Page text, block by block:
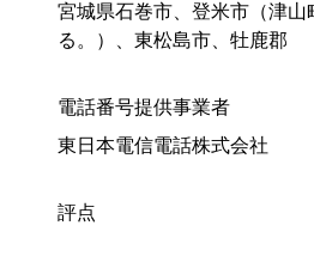
宮城県石巻市、登米市（津山
る。）、東松島市、牡鹿郡
電話番号提供事業者
東日本電信電話株式会社
評点